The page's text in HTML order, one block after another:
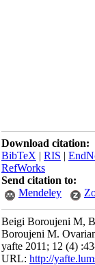
Download citation:
BibTeX|RIS|
RefWorks
Send citation to:
Mendeley
Beigi Boroujeni M,
Boroujeni M.
yafte 2011; 12 (4)
URL:http://